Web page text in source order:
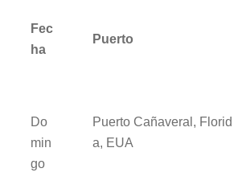
Fec
ha
Puerto
Do
min
go
Puerto Cañaveral, Florid
a, EUA